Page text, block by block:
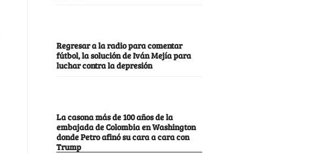
Regresar a la radio para comentar
fútbol, la solución de Iván Mejía para
luchar contra la depresión
La casona más de 100 años de la
embajada de Colombia en Washington
donde Petro afinó su cara a cara con
Trump